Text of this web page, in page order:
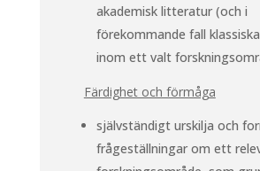
akademisk litteratur (och i
förekommande fall
inom ett valt
Färdighet och förmåga
självständigt urskilja och
frågeställningar om ett